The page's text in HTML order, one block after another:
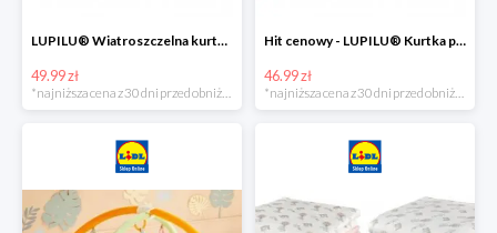
LUPILU® Wiatroszczelna kurtka dziecięca softshell, 1 sztuka
49.99 zł
Hit cenowy - LUPILU® Kurtka przeciwdeszczowa dziewczęca, 1 sztuka
46.99 zł